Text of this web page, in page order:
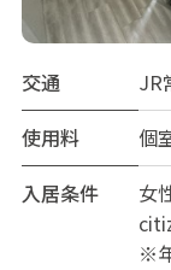
交通
JR
使用料
個
入居条件
女
※